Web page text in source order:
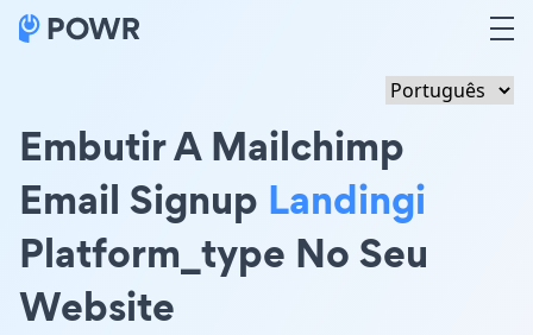
Embutir A Mailchimp
Email Signup Landingi
Platform_type No Seu
Website